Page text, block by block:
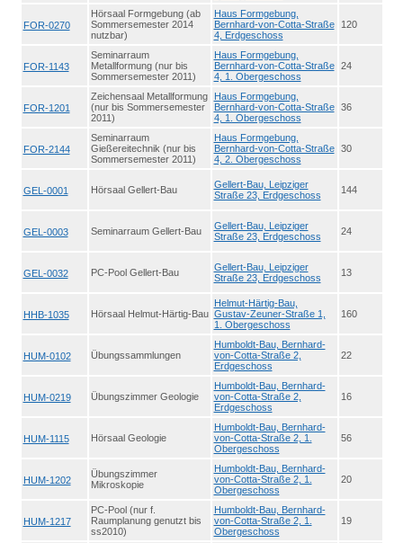
FOR-0270
Hörsaal Formgebung (ab
Sommersemester 2014
nutzbar)
Haus Formgebung,
Bernhard-von-Cotta-Straße
4, Erdgeschoss
120
FOR-1143
Seminarraum
Metallformung (nur bis
Sommersemester 2011)
Haus Formgebung,
Bernhard-von-Cotta-Straße
4, 1. Obergeschoss
24
FOR-1201
Zeichensaal Metallformung
(nur bis Sommersemester
2011)
Haus Formgebung,
Bernhard-von-Cotta-Straße
4, 1. Obergeschoss
36
FOR-2144
Seminarraum
Gießereitechnik (nur bis
Sommersemester 2011)
Haus Formgebung,
Bernhard-von-Cotta-Straße
4, 2. Obergeschoss
30
GEL-0001 Hörsaal Gellert-Bau
Gellert-Bau, Leipziger
Straße 23, Erdgeschoss
144
GEL-0003 Seminarraum Gellert-Bau
Gellert-Bau, Leipziger
Straße 23, Erdgeschoss
24
GEL-0032 PC-Pool Gellert-Bau
Gellert-Bau, Leipziger
Straße 23, Erdgeschoss
13
HHB-1035 Hörsaal Helmut-Härtig-Bau
Helmut-Härtig-Bau,
Gustav-Zeuner-Straße 1,
1. Obergeschoss
160
HUM-0102 Übungssammlungen
Humboldt-Bau, Bernhard-
von-Cotta-Straße 2,
Erdgeschoss
22
HUM-0219 Übungszimmer Geologie
Humboldt-Bau, Bernhard-
von-Cotta-Straße 2,
Erdgeschoss
16
HUM-1115 Hörsaal Geologie
Humboldt-Bau, Bernhard-
von-Cotta-Straße 2, 1.
Obergeschoss
56
HUM-1202
Übungszimmer
Mikroskopie
Humboldt-Bau, Bernhard-
von-Cotta-Straße 2, 1.
Obergeschoss
20
HUM-1217
PC-Pool (nur f.
Raumplanung genutzt bis
ss2010)
Humboldt-Bau, Bernhard-
von-Cotta-Straße 2, 1.
Obergeschoss
19